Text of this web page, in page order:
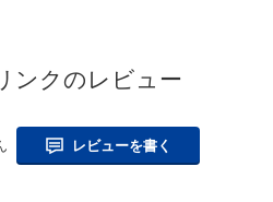
ンクのレビュー
レビューを書く